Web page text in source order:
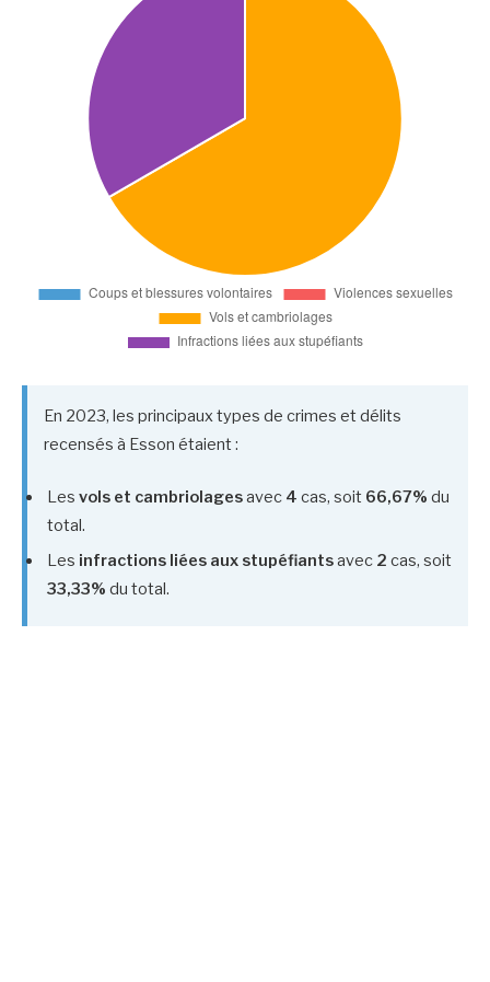
En 2023, les principaux types de crimes et délits
recensés à Esson étaient :
Les vols et cambriolagesavec 4 cas, soit 66,67% du
total.
Les infractions liées aux stupéfiantsavec 2 cas, soit
33,33% du total.